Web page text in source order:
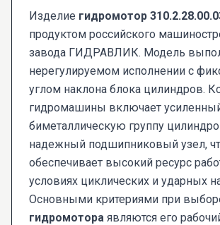
Изделие гидромотор
продуктом российского
завода ГИДРАВЛИК. Модель
нерегулируемом исполнении с
углом наклона блока цилиндров.
гидромашины включает
биметаллическую группу
надежный подшипниковый узел,
обеспечивает высокий ресурс
условиях циклических и ударных
Основными критериями при
гидромотора являются его